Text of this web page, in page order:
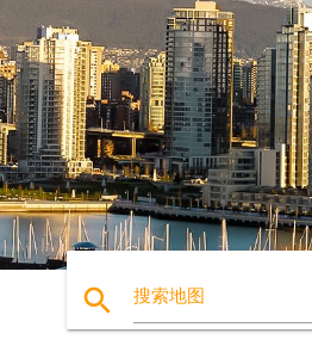
search 搜索地图